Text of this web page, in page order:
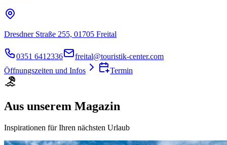
Dresdner Straße 255, 01705 Freital
0351 6412336
freital@touristik-center.com
Öffnungszeiten und Infos
Termin
Aus unserem Magazin
Inspirationen für Ihren nächsten Urlaub